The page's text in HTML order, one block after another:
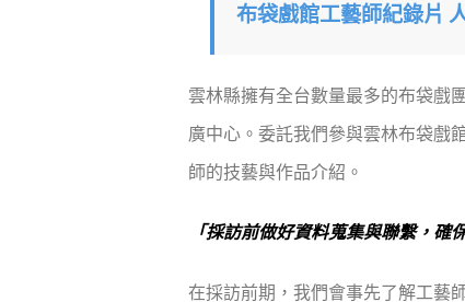
布袋戲館工藝師紀錄片
雲林縣擁有全台數量最多的布袋戲
廣中心。委託我們參與雲林布袋戲
師的技藝與作品介紹。
「採訪前做好資料蒐集與聯繫，確
在採訪前期，我們會事先了解工藝